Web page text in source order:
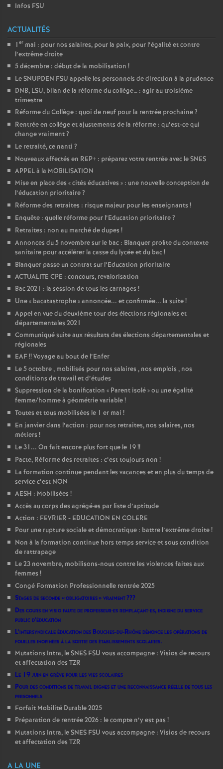
Infos FSU
ACTUALITÉS
1 er mai : pour nos salaires, pour la paix, pour l’égalité et contre
l’extrême droite
5 décembre : début de la mobilisation !
Le SNUPDEN FSU appelle les personnels de direction à la prudence
DNB, LSU, bilan de la réforme du collège… : agir au troisième
trimestre
Réforme du Collège : quoi de neuf pour la rentrée prochaine?
Rentrée en collège et ajustements de la réforme : qu’est-ce qui
change vraiment?
Le retraité, ce nanti ?
Nouveaux affectés en REP+ : préparez votre rentrée avec le SNES
APPEL à la MOBILISATION
Mise en place des «cités éducatives » : une nouvelle conception de
l’éducation prioritaire?
Réforme des retraites : risque majeur pour les enseignants !
Enquête : quelle réforme pour l’Education prioritaire?
Retraites : non au marché de dupes !
Annonces du 5 novembre sur le bac : Blanquer profite du contexte
sanitaire pour accélérer la casse du lycée et du bac!
Blanquer passe un contrat sur l’Education prioritaire
ACTUALITE CPE : concours, revalorisation
Bac 2021 : la session de tous les carnages !
Une « bacatastrophe» annoncée... et confirmée... la suite!
Appel en vue du deuxième tour des élections régionales et
départementales 2021
Communiqué suite aux résultats des élections départementales et
régionales
EAF!! Voyage au bout de l’Enfer
Le 5 octobre , mobilisés pour nos salaires , nos emplois , nos
conditions de travail et d’études
Suppression de la bonification « Parent isolé» ou une égalité
femme/homme à géométrie variable!
Toutes et tous mobilisées le 1 er mai !
En janvier dans l’action : pour nos retraites, nos salaires, nos
métiers !
Le 31... On fait encore plus fort que le 19!!
Pacte, Réforme des retraites : c’est toujours non !
La formation continue pendant les vacances et en plus du temps de
service c’est NON
AESH : Mobilisées !
Accès au corps des agrégé·es par liste d’aptitude
Action : FEVRIER - EDUCATION EN COLERE
Pour une rupture sociale et démocratique : battre l’extrême droite!
Non à la formation continue hors temps service et sous condition
de rattrapage
Le 23 novembre, mobilisons-nous contre les violences faites aux
femmes !
Congé Formation Professionnelle rentrée 2025
Stages de seconde «obligatoires» vraiment???
Des cours en visio faute de professeur·es remplaçant·es, indigne du service
public d’éducation
L’intersyndicale éducation des Bouches-du-Rhône dénonce les opérations de
fouilles inopinées à la sortie des établissements scolaires.
Mutations Intra, le SNES FSU vous accompagne : Visios de recours
et affectation des TZR
Le 19 juin en grève pour les vies scolaires
Pour des conditions de travail dignes et une reconnaissance réelle de tous les
personnels
Forfait Mobilité Durable 2025
Préparation de rentrée 2026 : le compte n’y est pas !
Mutations Intra, le SNES FSU vous accompagne : Visios de recours
et affectation des TZR
A LA UNE